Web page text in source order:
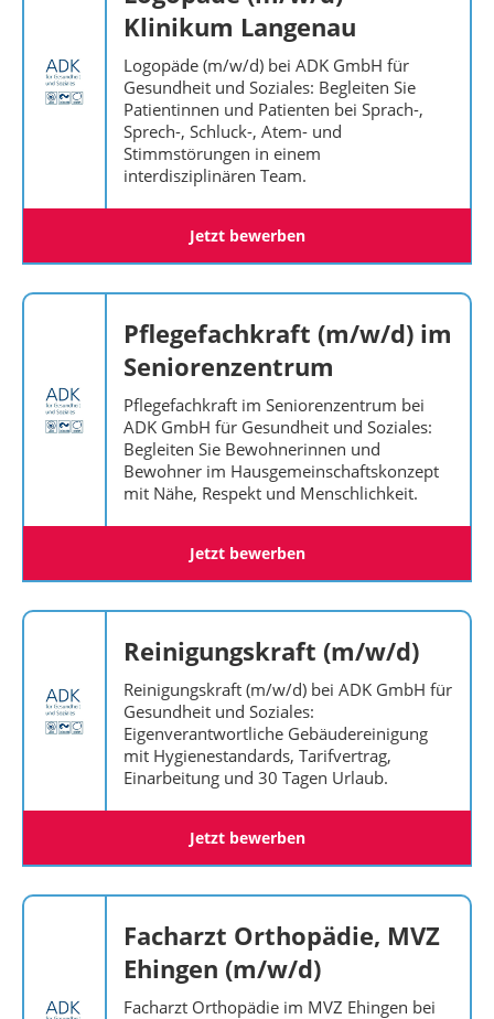
Klinikum Langenau
Logopäde (m/w/d) bei ADK GmbH für
Gesundheit und Soziales: Begleiten Sie
Patientinnen und Patienten bei Sprach-,
Sprech-, Schluck-, Atem- und
Stimmstörungen in einem
interdisziplinären Team.
Jetzt bewerben
Pflegefachkraft (m/w/d) im
Seniorenzentrum
Pflegefachkraft im Seniorenzentrum bei
ADK GmbH für Gesundheit und Soziales:
Begleiten Sie Bewohnerinnen und
Bewohner im Hausgemeinschaftskonzept
mit Nähe, Respekt und Menschlichkeit.
Jetzt bewerben
Reinigungskraft (m/w/d)
Reinigungskraft (m/w/d) bei ADK GmbH für
Gesundheit und Soziales:
Eigenverantwortliche Gebäudereinigung
mit Hygienestandards, Tarifvertrag,
Einarbeitung und 30 Tagen Urlaub.
Jetzt bewerben
Facharzt Orthopädie, MVZ
Ehingen (m/w/d)
Facharzt Orthopädie im MVZ Ehingen bei